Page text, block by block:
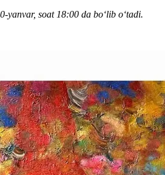
yanvar, soat 18:00 da boʻlib oʻtadi.